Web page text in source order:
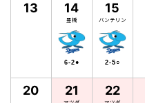
13 14
豊橋
6-2●
15
バンテリン
2-5○
20 21 22